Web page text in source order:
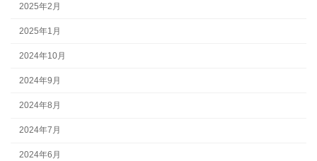
2025年2月
2025年1月
2024年10月
2024年9月
2024年8月
2024年7月
2024年6月